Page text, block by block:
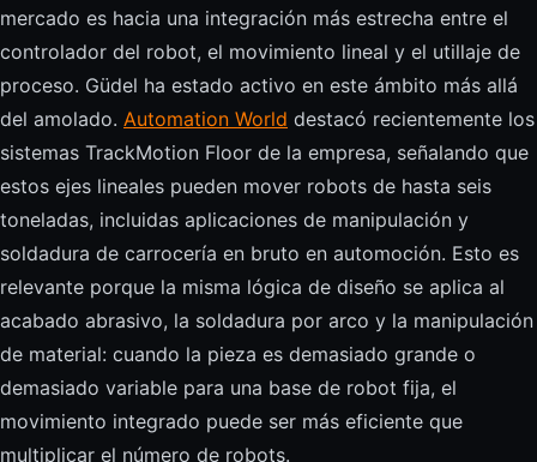
mercado es hacia una integración más estrecha entre el
controlador del robot, el movimiento lineal y el utillaje de
proceso. Güdel ha estado activo en este ámbito más allá
del amolado. Automation World destacó recientemente los
sistemas TrackMotion Floor de la empresa, señalando que
estos ejes lineales pueden mover robots de hasta seis
toneladas, incluidas aplicaciones de manipulación y
soldadura de carrocería en bruto en automoción. Esto es
relevante porque la misma lógica de diseño se aplica al
acabado abrasivo, la soldadura por arco y la manipulación
de material: cuando la pieza es demasiado grande o
demasiado variable para una base de robot fija, el
movimiento integrado puede ser más eficiente que
multiplicar el número de robots.